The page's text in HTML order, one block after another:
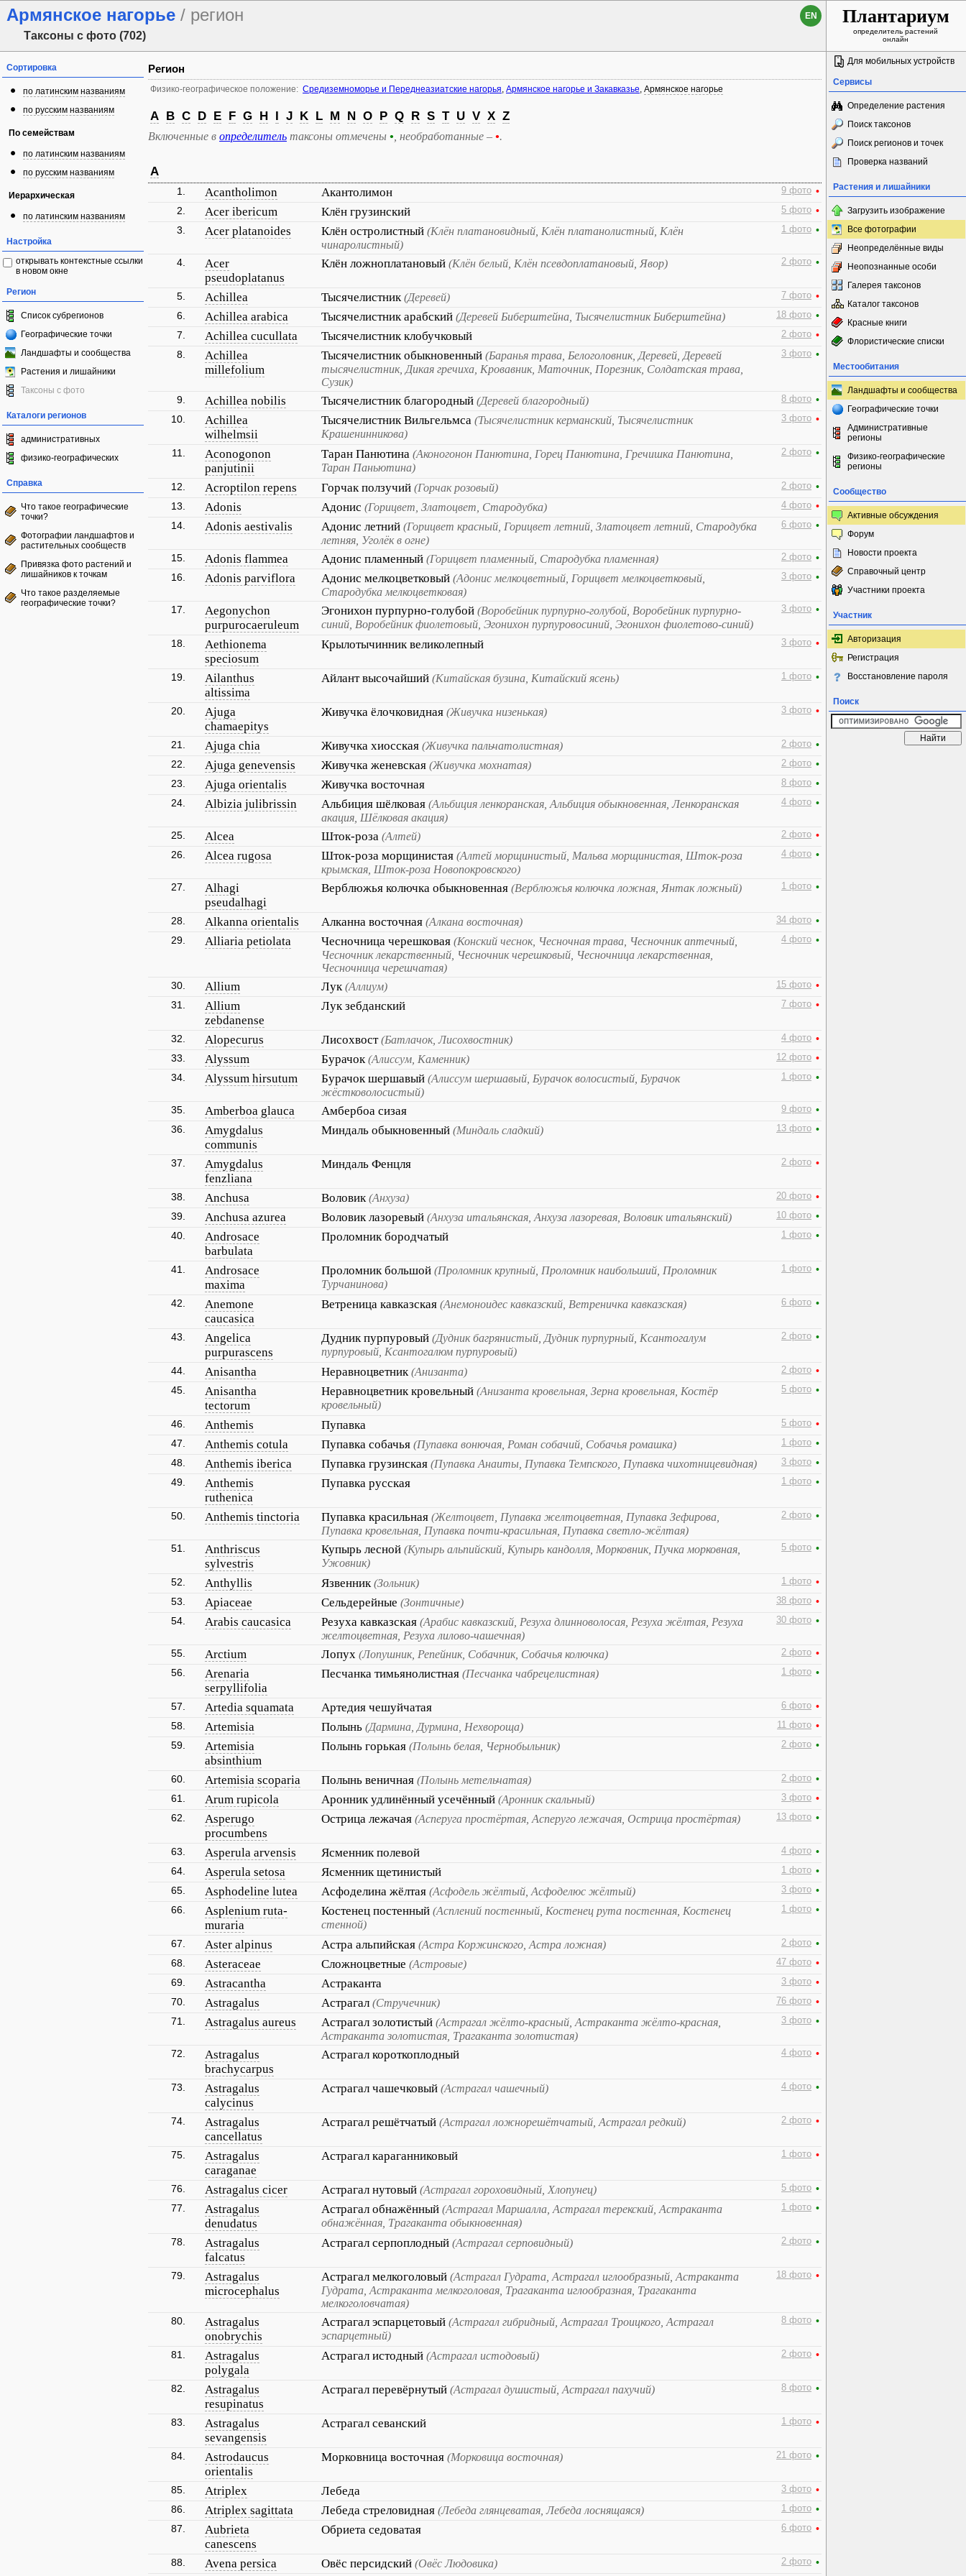
Армянское нагорье / регион
Таксоны с фото (702)
EN Плантариум
определитель растений
онлайн
Сортировка
по латинским названиям
по русским названиям
По семействам
по латинским названиям
по русским названиям
Иерархическая
по латинским названиям
Настройка
открывать контекстные ссылки
в новом окне
Регион
Список субрегионов
Географические точки
Ландшафты и сообщества
Растения и лишайники
Таксоны с фото
Каталоги регионов
административных
физико-географических
Справка
Что такое географические
точки?
Фотографии ландшафтов и
растительных сообществ
Привязка фото растений и
лишайников к точкам
Что такое разделяемые
географические точки?
Регион
Физико-географическое положение: Средиземноморье и Переднеазиатские нагорья, Армянское нагорье и Закавказье, Армянское нагорье
A B C D E F G H I J K L M N O P Q R S T U V X Z
Включенные в определитель таксоны отмечены • , необработанные – •.
A
1. Acantholimon Акантолимон 9 фото •
2.
Acer ibericum Клён грузинский 5 фото •
3.
Acer platanoides Клён остролистный (Клён платановидный, Клён платанолистный, Клён
чинаролистный)
1 фото •
4.
Acer
pseudoplatanus
Клён ложноплатановый (Клён белый, Клён псевдоплатановый, Явор) 2 фото •
5. Achillea Тысячелистник(Деревей) 7 фото •
6.
Achillea arabica Тысячелистник арабский (Деревей Биберштейна, Тысячелистник Биберштейна) 18 фото •
7.
Achillea cucullata Тысячелистник клобучковый 2 фото •
8.
Achillea
millefolium
Тысячелистник обыкновенный (Баранья трава, Белоголовник, Деревей, Деревей
тысячелистник, Дикая гречиха, Кровавник, Маточник, Порезник, Солдатская трава,
Сузик)
3 фото •
9. Achillea nobilis Тысячелистник благородный (Деревей благородный) 8 фото •
10.
Achillea
wilhelmsii
Тысячелистник Вильгельмса (Тысячелистник керманский, Тысячелистник
Крашенинникова)
3 фото •
11.
Aconogonon
panjutinii
Таран Панютина (Аконогонон Панютина, Горец Панютина, Гречишка Панютина,
Таран Паньютина)
2 фото •
12. Acroptilon repens Горчак ползучий (Горчак розовый) 2 фото •
13.
Adonis Адонис (Горицвет, Златоцвет, Стародубка) 4 фото •
14.
Adonis aestivalis Адонис летний (Горицвет красный, Горицвет летний, Златоцвет летний, Стародубка
летняя, Уголёк в огне)
6 фото •
15. Adonis flammea Адонис пламенный (Горицвет пламенный, Стародубка пламенная) 2 фото •
16.
Adonis parviflora Адонис мелкоцветковый (Адонис мелкоцветный, Горицвет мелкоцветковый,
Стародубка мелкоцветковая)
3 фото •
17.
Aegonychon
purpurocaeruleum
Эгонихон пурпурно-голубой (Воробейник пурпурно-голубой, Воробейник пурпурно-
синий, Воробейник фиолетовый, Эгонихон пурпуровосиний, Эгонихон фиолетово-синий)
3 фото •
18.
Aethionema
speciosum
Крылотычинник великолепный 3 фото •
19.
Ailanthus
altissima
Айлант высочайший (Китайская бузина, Китайский ясень) 1 фото •
20.
Ajuga
chamaepitys
Живучка ёлочковидная (Живучка низенькая) 3 фото •
21. Ajuga chia Живучка хиосская (Живучка пальчатолистная) 2 фото •
22.
Ajuga genevensis Живучка женевская (Живучка мохнатая) 2 фото •
23.
Ajuga orientalis Живучка восточная 8 фото •
24.
Albizia julibrissin Альбиция шёлковая (Альбиция ленкоранская, Альбиция обыкновенная, Ленкоранская
акация, Шёлковая акация)
4 фото •
25. Alcea Шток-роза (Алтей) 2 фото •
26.
Alcea rugosa Шток-роза морщинистая (Алтей морщинистый, Мальва морщинистая, Шток-роза
крымская, Шток-роза Новопокровского)
4 фото •
27.
Alhagi
pseudalhagi
Верблюжья колючка обыкновенная (Верблюжья колючка ложная, Янтак ложный) 1 фото •
28. Alkanna orientalis Алканна восточная (Алкана восточная) 34 фото •
29.
Alliaria petiolata Чесночница черешковая (Конский чеснок, Чесночная трава, Чесночник аптечный,
Чесночник лекарственный, Чесночник черешковый, Чесночница лекарственная,
Чесночница черешчатая)
4 фото •
30. Allium Лук(Аллиум) 15 фото •
31.
Allium
zebdanense
Лук зебданский 7 фото •
32. Alopecurus Лисохвост(Батлачок, Лисохвостник) 4 фото •
33.
Alyssum Бурачок(Алиссум, Каменник) 12 фото •
34.
Alyssum hirsutum Бурачок шершавый (Алиссум шершавый, Бурачок волосистый, Бурачок
жёстковолосистый)
1 фото •
35. Amberboa glauca Амбербоа сизая 9 фото •
36.
Amygdalus
communis
Миндаль обыкновенный (Миндаль сладкий) 13 фото •
37.
Amygdalus
fenzliana
Миндаль Фенцля 2 фото •
38. Anchusa Воловик(Анхуза) 20 фото •
39.
Anchusa azurea Воловик лазоревый (Анхуза итальянская, Анхуза лазоревая, Воловик итальянский) 10 фото •
40.
Androsace
barbulata
Проломник бородчатый 1 фото •
41.
Androsace
maxima
Проломник большой (Проломник крупный, Проломник наибольший, Проломник
Турчанинова)
1 фото •
42.
Anemone
caucasica
Ветреница кавказская (Анемоноидес кавказский, Ветреничка кавказская) 6 фото •
43.
Angelica
purpurascens
Дудник пурпуровый (Дудник багрянистый, Дудник пурпурный, Ксантогалум
пурпуровый, Ксантогалюм пурпуровый)
2 фото •
44. Anisantha Неравноцветник(Анизанта) 2 фото •
45.
Anisantha
tectorum
Неравноцветник кровельный (Анизанта кровельная, Зерна кровельная, Костёр
кровельный)
5 фото •
46. Anthemis Пупавка 5 фото •
47.
Anthemis cotula Пупавка собачья (Пупавка вонючая, Роман собачий, Собачья ромашка) 1 фото •
48.
Anthemis iberica Пупавка грузинская (Пупавка Анаиты, Пупавка Темпского, Пупавка чихотницевидная) 3 фото •
49.
Anthemis
ruthenica
Пупавка русская 1 фото •
50. Anthemis tinctoria Пупавка красильная (Желтоцвет, Пупавка желтоцветная, Пупавка Зефирова,
Пупавка кровельная, Пупавка почти-красильная, Пупавка светло-жёлтая)
2 фото •
51.
Anthriscus
sylvestris
Купырь лесной (Купырь альпийский, Купырь кандолля, Морковник, Пучка морковная,
Ужовник)
5 фото •
52. Anthyllis Язвенник(Зольник) 1 фото •
53.
Apiaceae Сельдерейные (Зонтичные) 38 фото •
54.
Arabis caucasica Резуха кавказская (Арабис кавказский, Резуха длинноволосая, Резуха жёлтая, Резуха
желтоцветная, Резуха лилово-чашечная)
30 фото •
55. Arctium Лопух (Лопушник, Репейник, Собачник, Собачья колючка) 2 фото •
56.
Arenaria
serpyllifolia
Песчанка тимьянолистная (Песчанка чабрецелистная) 1 фото •
57. Artedia squamata Артедия чешуйчатая 6 фото •
58.
Artemisia Полынь (Дармина, Дурмина, Нехвороща) 11 фото •
59.
Artemisia
absinthium
Полынь горькая (Полынь белая, Чернобыльник) 2 фото •
60. Artemisia scoparia Полынь веничная (Полынь метельчатая) 2 фото •
61.
Arum rupicola Аронник удлинённый усечённый (Аронник скальный) 3 фото •
62.
Asperugo
procumbens
Острица лежачая (Асперуга простёртая, Асперуго лежачая, Острица простёртая) 13 фото •
63. Asperula arvensis Ясменник полевой 4 фото •
64.
Asperula setosa Ясменник щетинистый 1 фото •
65.
Asphodeline lutea Асфоделина жёлтая (Асфодель жёлтый, Асфоделюс жёлтый) 3 фото •
66.
Asplenium ruta-
muraria
Костенец постенный (Асплений постенный, Костенец рута постенная, Костенец
стенной)
1 фото •
67. Aster alpinus Астра альпийская (Астра Коржинского, Астра ложная) 2 фото •
68.
Asteraceae Сложноцветные (Астровые) 47 фото •
69.
Astracantha Астраканта 3 фото •
70.
Astragalus Астрагал (Стручечник) 76 фото •
71.
Astragalus aureus Астрагал золотистый (Астрагал жёлто-красный, Астраканта жёлто-красная,
Астраканта золотистая, Трагаканта золотистая)
3 фото •
72.
Astragalus
brachycarpus
Астрагал короткоплодный 4 фото •
73.
Astragalus
calycinus
Астрагал чашечковый (Астрагал чашечный) 4 фото •
74.
Astragalus
cancellatus
Астрагал решётчатый (Астрагал ложнорешётчатый, Астрагал редкий) 2 фото •
75.
Astragalus
caraganae
Астрагал караганниковый 1 фото •
76. Astragalus cicer Астрагал нутовый (Астрагал гороховидный, Хлопунец) 5 фото •
77.
Astragalus
denudatus
Астрагал обнажённый (Астрагал Маршалла, Астрагал терекский, Астраканта
обнажённая, Трагаканта обыкновенная)
1 фото •
78.
Astragalus
falcatus
Астрагал серпоплодный (Астрагал серповидный) 2 фото •
79.
Astragalus
microcephalus
Астрагал мелкоголовый (Астрагал Гудрата, Астрагал иглообразный, Астраканта
Гудрата, Астраканта мелкоголовая, Трагаканта иглообразная, Трагаканта
мелкоголовчатая)
18 фото •
80.
Astragalus
onobrychis
Астрагал эспарцетовый (Астрагал гибридный, Астрагал Троицкого, Астрагал
эспарцетный)
8 фото •
81.
Astragalus
polygala
Астрагал истодный (Астрагал истодовый) 2 фото •
82.
Astragalus
resupinatus
Астрагал перевёрнутый (Астрагал душистый, Астрагал пахучий) 8 фото •
83.
Astragalus
sevangensis
Астрагал севанский 1 фото •
84.
Astrodaucus
orientalis
Морковница восточная (Морковица восточная) 21 фото •
85. Atriplex Лебеда 3 фото •
86.
Atriplex sagittata Лебеда стреловидная (Лебеда глянцеватая, Лебеда лоснящаяся) 1 фото •
87.
Aubrieta
canescens
Обриета седоватая 6 фото •
88. Avena persica Овёс персидский (Овёс Людовика) 2 фото •
Для мобильных устройств
Сервисы
Определение растения
Поиск таксонов
Поиск регионов и точек
Проверка названий
Растения и лишайники
Загрузить изображение
Все фотографии
Неопределённые виды
Неопознанные особи
Галерея таксонов
Каталог таксонов
Красные книги
Флористические списки
Местообитания
Ландшафты и сообщества
Географические точки
Административные
регионы
Физико-географические
регионы
Сообщество
Активные обсуждения
Форум
Новости проекта
Справочный центр
Участники проекта
Участник
Авторизация
Регистрация
Восстановление пароля
Поиск